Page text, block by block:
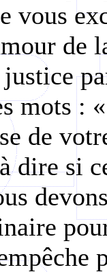
vous
de
mots :
de
dire si